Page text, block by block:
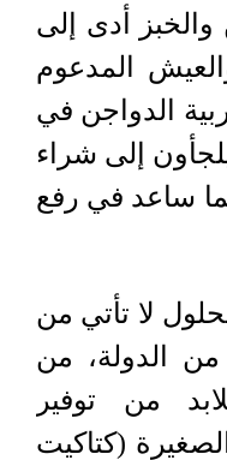
والخبز أدى إلى
المدعوم
الدواجن في
إلى شراء
ساعد في رفع
لا تأتي من
الدولة، من
من توفير
(كتاكيت